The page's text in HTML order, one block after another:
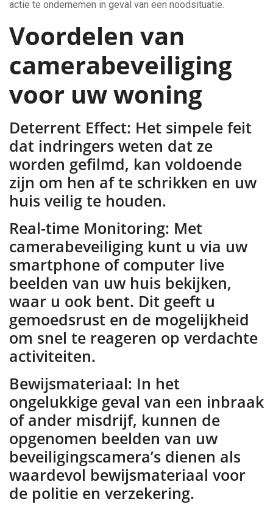
actie te ondernemen in geval van een noodsituatie.
Voordelen van
camerabeveiliging
voor uw woning
Deterrent Effect: Het simpele feit
dat indringers weten dat ze
worden gefilmd, kan voldoende
zijn om hen af te schrikken en uw
huis veilig te houden.
Real-time Monitoring: Met
camerabeveiliging kunt u via uw
smartphone of computer live
beelden van uw huis bekijken,
waar u ook bent. Dit geeft u
gemoedsrust en de mogelijkheid
om snel te reageren op verdachte
activiteiten.
Bewijsmateriaal: In het
ongelukkige geval van een inbraak
of ander misdrijf, kunnen de
opgenomen beelden van uw
beveiligingscamera’s dienen als
waardevol bewijsmateriaal voor
de politie en verzekering.